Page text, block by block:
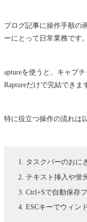
ブログ記事に操作手順の
ーにとって日常業務です。
aptureを使うと、キャプ
Raptureだけで完結できま
特に役立つ操作の流れは
タスクバーのおに
テキスト挿入や蛍
Ctrl+Sで自動保存
ESCキーでウィン